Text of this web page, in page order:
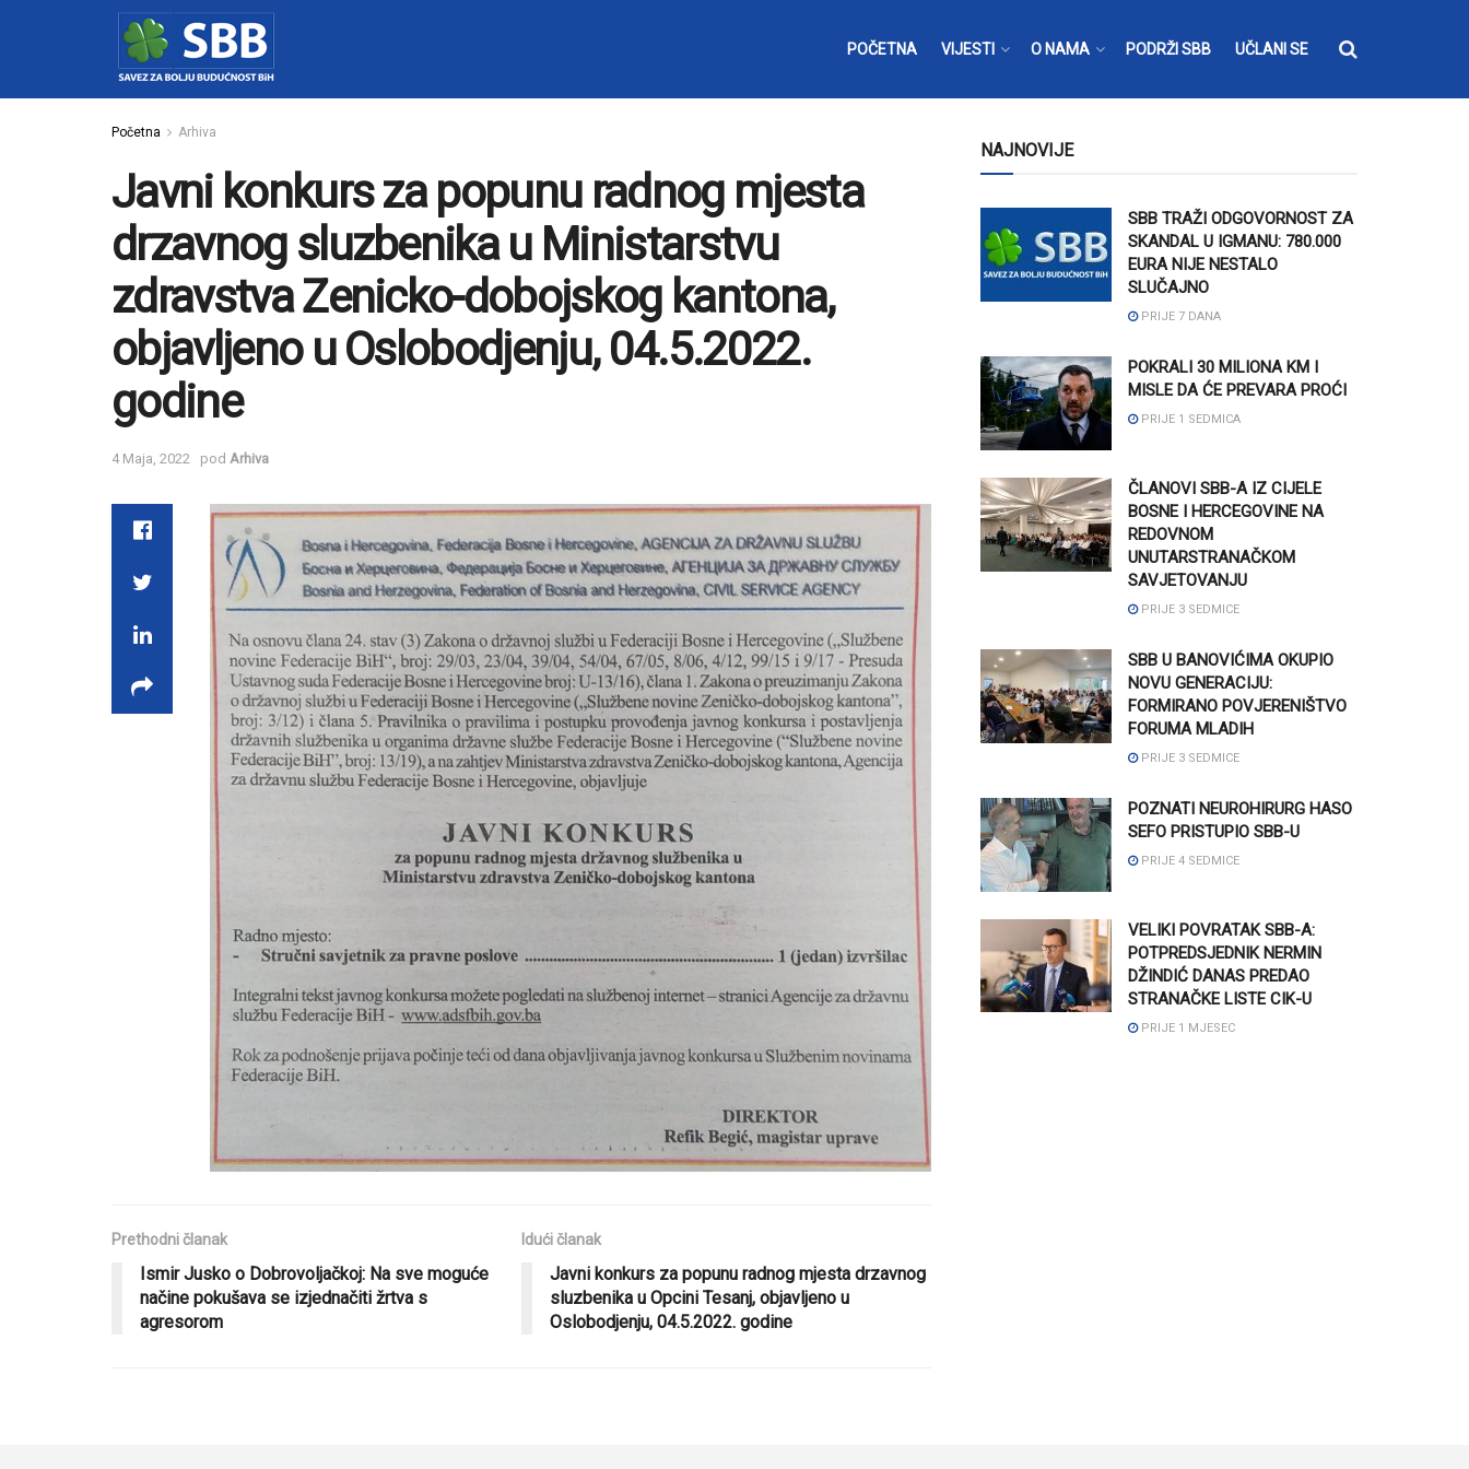
POČETNA VIJESTI O NAMA PODRŽI SBB UČLANI SE
Početna Arhiva
Javni konkurs za popunu radnog mjesta
drzavnog sluzbenika u Ministarstvu
zdravstva Zenicko-dobojskog kantona,
objavljeno u Oslobodjenju, 04.5.2022.
godine
4 Maja, 2022 pod Arhiva
Prethodni članak
Ismir Jusko o Dobrovoljačkoj: Na sve moguće
načine pokušava se izjednačiti žrtva s
agresorom
Idući članak
Javni konkurs za popunu radnog mjesta drzavnog
sluzbenika u Opcini Tesanj, objavljeno u
Oslobodjenju, 04.5.2022. godine
NAJNOVIJE
SBB TRAŽI ODGOVORNOST ZA
SKANDAL U IGMANU: 780.000
EURA NIJE NESTALO
SLUČAJNO
PRIJE 7 DANA
POKRALI 30 MILIONA KM I
MISLE DA ĆE PREVARA PROĆI
PRIJE 1 SEDMICA
ČLANOVI SBB-A IZ CIJELE
BOSNE I HERCEGOVINE NA
REDOVNOM
UNUTARSTRANAČKOM
SAVJETOVANJU
PRIJE 3 SEDMICE
SBB U BANOVIĆIMA OKUPIO
NOVU GENERACIJU:
FORMIRANO POVJERENIŠTVO
FORUMA MLADIH
PRIJE 3 SEDMICE
POZNATI NEUROHIRURG HASO
SEFO PRISTUPIO SBB-U
PRIJE 4 SEDMICE
VELIKI POVRATAK SBB-A:
POTPREDSJEDNIK NERMIN
DŽINDIĆ DANAS PREDAO
STRANAČKE LISTE CIK-U
PRIJE 1 MJESEC